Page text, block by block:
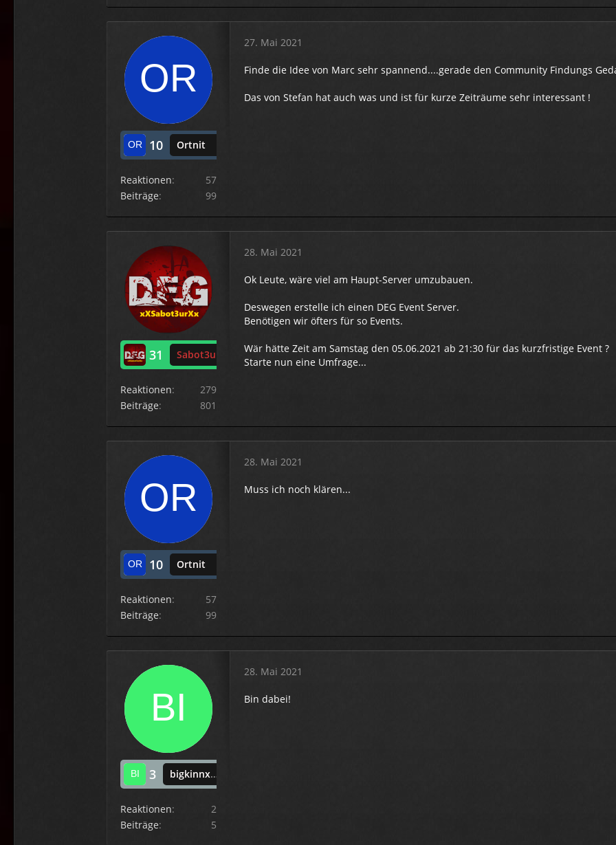
10 Ortnit
Reaktionen
57
Beiträge
99
27. Mai 2021
Finde die Idee von Marc sehr spannend....gerade den Community Findungs
Das von Stefan hat auch was und ist für kurze Zeiträume sehr interessant !
31 Sabot3ur
Reaktionen
279
Beiträge
801
28. Mai 2021
Ok Leute, wäre viel am Haupt-Server umzubauen.
Deswegen erstelle ich einen DEG Event Server.
Benötigen wir öfters für so Events.
Wär hätte Zeit am Samstag den 05.06.2021 ab 21:30 für das kurzfristige Event ?
Starte nun eine Umfrage...
10 Ortnit
Reaktionen
57
Beiträge
99
28. Mai 2021
Muss ich noch klären...
3 bigkinnxxl1
Reaktionen
2
Beiträge
5
28. Mai 2021
Bin dabei!